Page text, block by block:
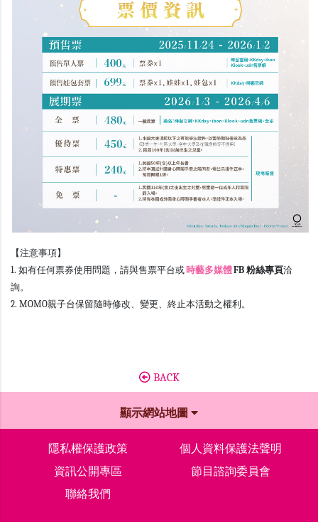
【注意事項】
1. 如有任何票券使用問題，請與售票平台或時藝多媒體FB 粉絲專頁洽
詢。
2. MOMO親子台保留隨時修改、變更、終止本活動之權利。
BACK
顯示網站地圖
隱私權保護政策
個人資料保護法聲明
資訊公開專區
節目諮詢委員會
聯絡我們